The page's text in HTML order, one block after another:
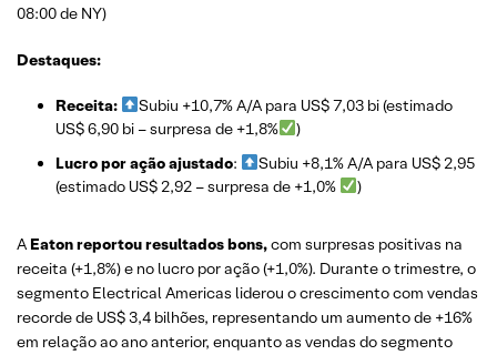
08:00 de NY)
Destaques:
Receita:
Subiu +10,7% A/A para US$ 7,03 bi (estimado
US$ 6,90 bi – surpresa de +1,8%
)
Lucro por ação ajustado:
Subiu +8,1% A/A para US$ 2,95
(estimado US$ 2,92 – surpresa de +1,0%
)
A Eaton reportou resultados bons,com surpresas positivas na
receita (+1,8%) e no lucro por ação (+1,0%). Durante o trimestre, o
segmento Electrical Americas liderou o crescimento com vendas
recorde de US$ 3,4 bilhões, representando um aumento de +16%
em relação ao ano anterior, enquanto as vendas do segmento